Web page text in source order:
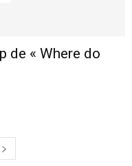
de « Where do